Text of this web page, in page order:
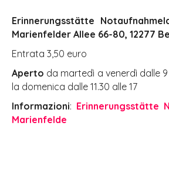
Erinnerungsstätte
Marienfelder Allee 66-80, 12277
Entrata 3,50 euro
Aperto da martedì a venerdì dalle
la domenica dalle 11.30 alle 17
Informazioni: Erinnerungsstätte
Marienfelde